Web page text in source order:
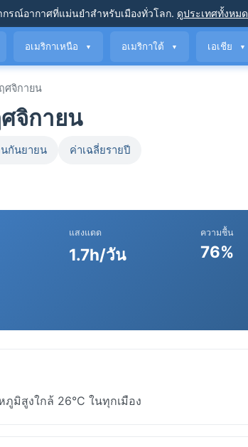
กรณ์อากาศที่แม่นยำสำหรับเมืองทั่วโลก. ดูประเทศทั้งหมด
อเมริกาเหนือ ▼ อเมริกาใต้ ▼ เอเชีย ▼
ศจิกายน
จิกายน
นกันยายน ค่าเฉลี่ยรายปี
แสงแดด
1.7h/วัน
ความชื้น
76%
มิสูงใกล้ 26°C ในทุกเมือง